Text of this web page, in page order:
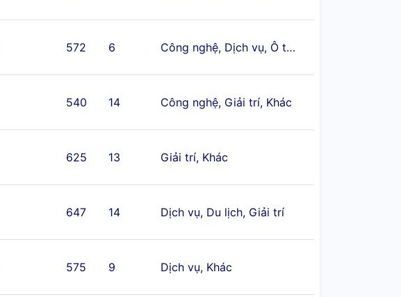
572 6 Công nghệ, Dịch vụ, Ô tô - Xe máy
540 14 Công nghệ, Giải trí, Khác
625 13 Giải trí, Khác
647 14 Dịch vụ, Du lịch, Giải trí
575 9 Dịch vụ, Khác